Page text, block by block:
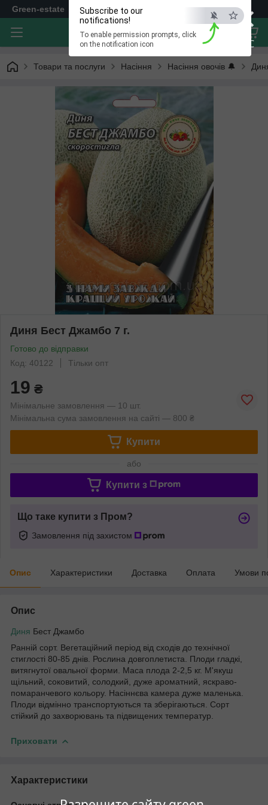
×
ESC
Subscribe to our
notifications!
To enable permission prompts, click
on the notification icon
Green-estate
Товари та послуги Насіння Насіння овочів 🔔
Диня Бест Джамбо 7 г.
Готово до відправки
Код: 40122
Тільки опт
19 ₴
Мінімальне замовлення — 10 шт.
Мінімальна сума замовлення на сайті — 800 ₴
Купити
або
Купити з
Що таке купити з Пром?
Замовлення під захистом
Опис Характеристики Доставка Оплата Умови
Опис
Диня Бест Джамбо
Ранній сорт. Вегетаційний період від сходів до технічної
стиглості 80-85 днів. Рослина довгоплетиста. Плоди гладкі,
витягнутої овальної форми. Маса плода 2-2,5 кг. М'якуш
щільний, соковитий, солодкий, дуже ароматний, яскраво-
помаранчевого кольору. Насіннєва камера дуже маленька.
Плоди відмінно транспортуються та зберігаються. Сорт
стійкий до захворювань та підвищених температур.
Приховати
Характеристики